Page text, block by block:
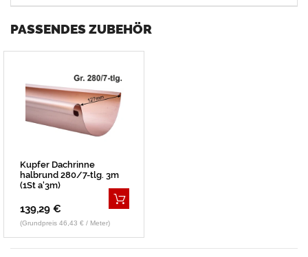
PASSENDES ZUBEHÖR
Kupfer Dachrinne
halbrund 280/7-tlg. 3m
(1St a'3m)
139,29 €
(Grundpreis 46,43 € / Meter)